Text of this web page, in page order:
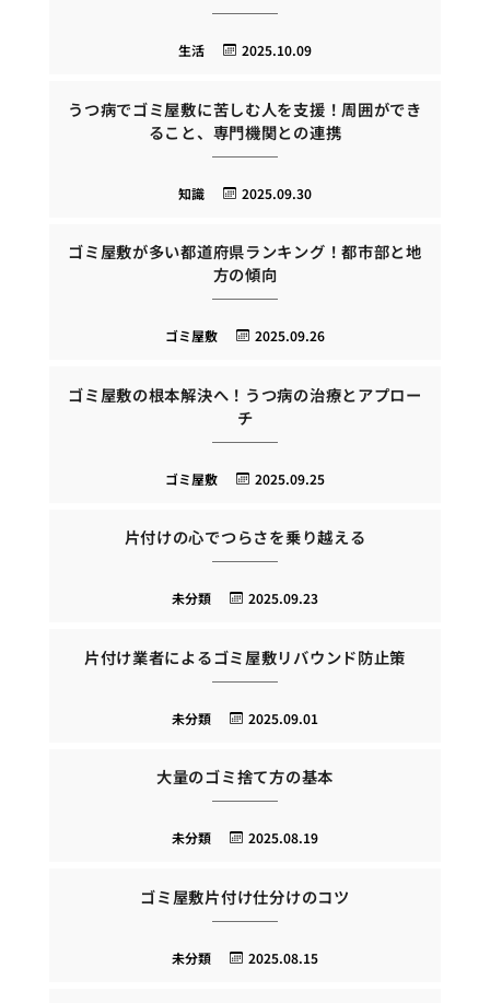
2025.10.09
生活
うつ病でゴミ屋敷に苦しむ人を支援！周囲ができ
ること、専門機関との連携
2025.09.30
知識
ゴミ屋敷が多い都道府県ランキング！都市部と地
方の傾向
2025.09.26
ゴミ屋敷
ゴミ屋敷の根本解決へ！うつ病の治療とアプロー
チ
2025.09.25
ゴミ屋敷
片付けの心でつらさを乗り越える
2025.09.23
未分類
片付け業者によるゴミ屋敷リバウンド防止策
2025.09.01
未分類
大量のゴミ捨て方の基本
2025.08.19
未分類
ゴミ屋敷片付け仕分けのコツ
2025.08.15
未分類